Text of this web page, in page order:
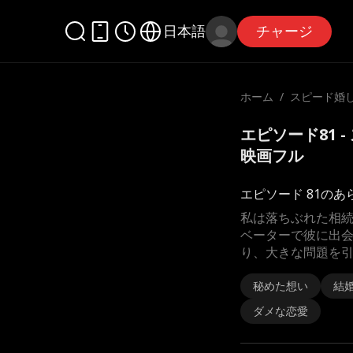
日本語 チャージ
ホーム / スピード婚
エピソード81 -
映画フル
エピソード 81のあ
私は落ちぶれた相
ベーターで彼に出
り、大きな問題を
秘めた想い
結
ダメな恋愛